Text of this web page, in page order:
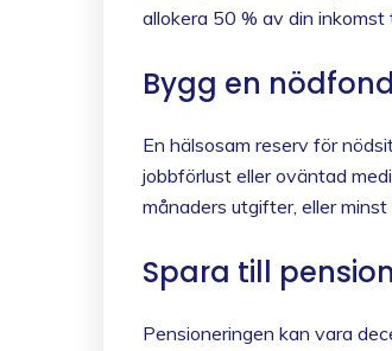
allokera 50 % av din
Bygg en nödfond
En hälsosam reserv för
jobbförlust eller oväntad
månaders utgifter, eller
Spara till
Pensioneringen kan vara